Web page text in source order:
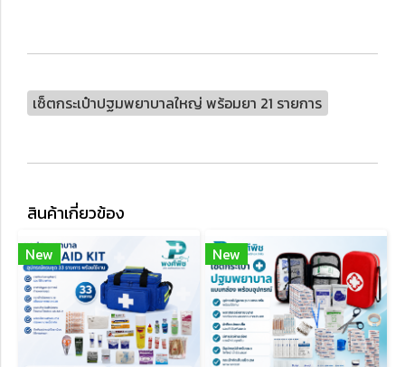
เซ็ตกระเป๋าปฐมพยาบาลใหญ่ พร้อมยา 21 รายการ
สินค้าเกี่ยวข้อง
New New